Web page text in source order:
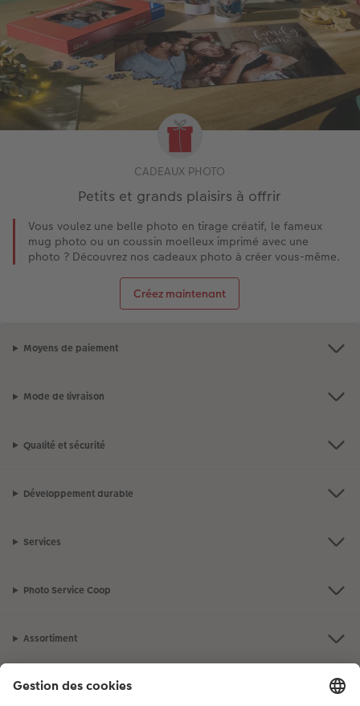
CADEAUX PHOTO
Petits et grands plaisirs à offrir
Vous voulez une belle photo en tirage créatif, le fameux
mug photo ou un coussin moelleux imprimé avec une
photo ? Découvrez nos cadeaux photo à créer vous-même.
Créez maintenant
Moyens de paiement
Mode de livraison
Qualité et sécurité
Développement durable
Services
Photo Service Coop
Assortiment
Notre sélection